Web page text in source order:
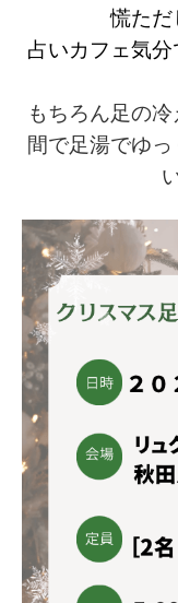
慌ただ
占いカフェ気分
もちろん足の
間で足湯でゆ